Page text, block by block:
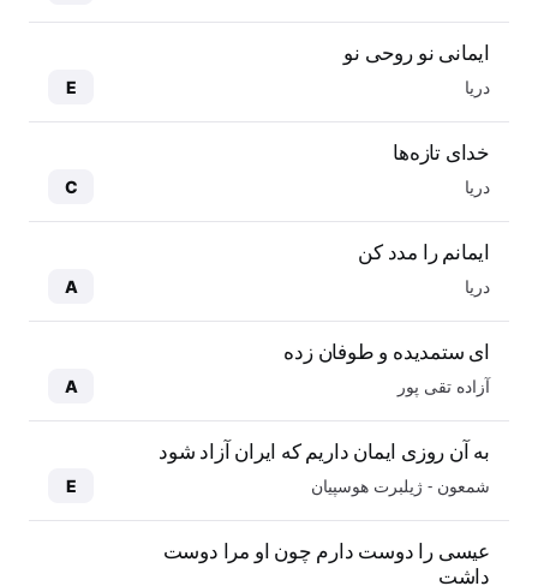
ایمانی نو روحی نو
دریا E
خدای تازه‌ها
دریا C
ایمانم را مدد کن
دریا A
ای ستمدیده و طوفان زده
آزاده تقی پور A
به آن روزی ایمان داریم که ایران آزاد شود
شمعون - ژیلبرت هوسپیان E
عیسی را دوست دارم چون او مرا دوست
داشت